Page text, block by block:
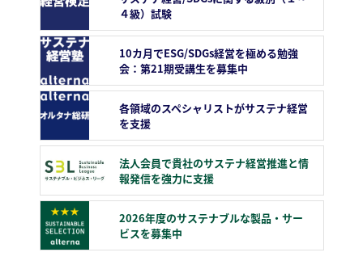
４級）試験
10カ月でESG/SDGs経営を極める勉強
会：第21期受講生を募集中
各領域のスペシャリストがサステナ経営
を支援
法人会員で貴社のサステナ経営推進と情
報発信を強力に支援
2026年度のサステナブルな製品・サー
ビスを募集中